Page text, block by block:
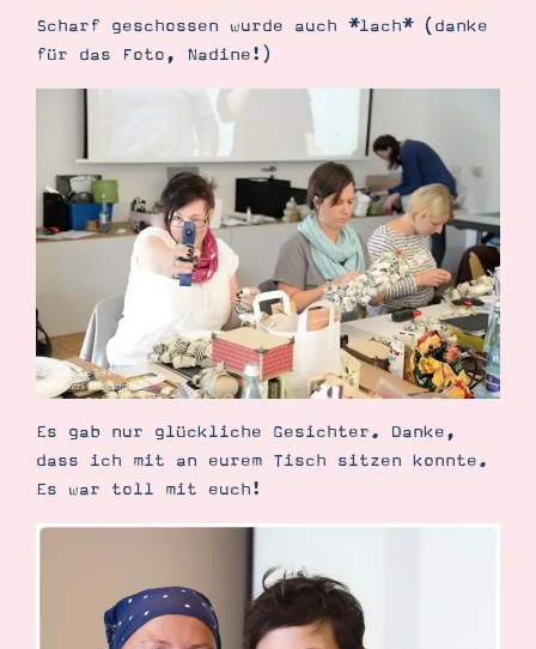
Scharf geschossen wurde auch *lach* (danke
für das Foto, Nadine!)
Es gab nur glückliche Gesichter. Danke,
dass ich mit an eurem Tisch sitzen konnte.
Es war toll mit euch!